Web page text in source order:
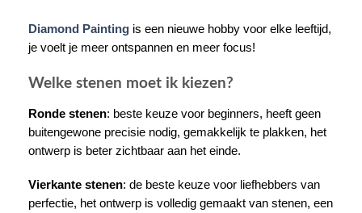
Diamond Painting is een nieuwe hobby voor elke leeftijd,
je voelt je meer ontspannen en meer focus!
Welke stenen moet ik kiezen?
Ronde stenen: beste keuze voor beginners, heeft geen
buitengewone precisie nodig, gemakkelijk te plakken, het
ontwerp is beter zichtbaar aan het einde.
Vierkante stenen: de beste keuze voor liefhebbers van
perfectie, het ontwerp is volledig gemaakt van stenen, een